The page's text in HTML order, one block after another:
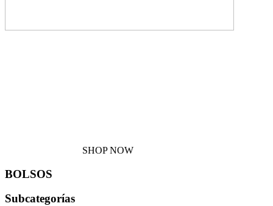
SHOP NOW
BOLSOS
Subcategorías